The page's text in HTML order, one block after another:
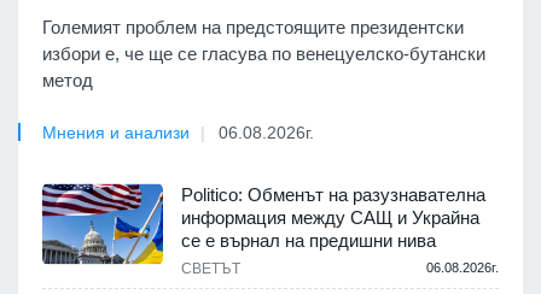
Големият проблем на предстоящите президентски
избори е, че ще се гласува по венецуелско-бутански
метод
Мнения и анализи 06.08.2026г.
Politico: Обменът на разузнавателна
информация между САЩ и Украйна
се е върнал на предишни нива
СВЕТЪТ 06.08.2026г.